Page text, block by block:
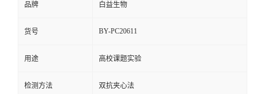
品牌 白益生物
货号 BY-PC20611
用途 高校课题实验
检测方法 双抗夹心法